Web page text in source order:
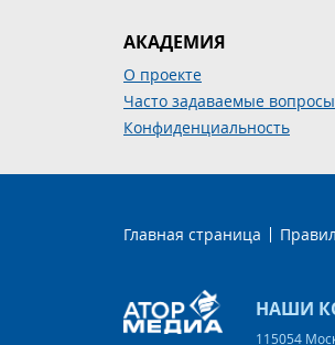
АКАДЕМИЯ
О проекте
Часто задаваемые вопросы
Конфиденциальность
Главная страница
НАШИ
115054